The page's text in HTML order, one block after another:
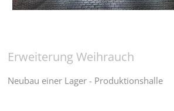
Erweiterung Weihrauch
Neubau einer Lager - Produktionshalle